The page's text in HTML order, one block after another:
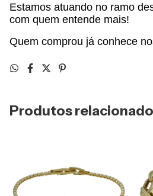
Estamos atuando no ramo
com quem entende mais!
Quem comprou já conhece
Produtos